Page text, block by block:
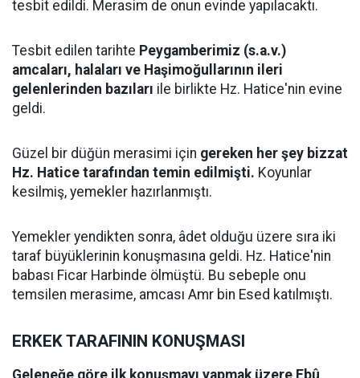
tesbit edildi. Merasim de onun evinde yapılacaktı.
Tesbit edilen tarihte Peygamberimiz (s.a.v.)
amcaları, halaları ve Haşimoğullarının ileri
gelenlerinden bazıları ile birlikte Hz. Hatice'nin evine
geldi.
Güzel bir düğün merasimi için gereken her şey bizzat
Hz. Hatice tarafından temin edilmişti. Koyunlar
kesilmiş, yemekler hazırlanmıştı.
Yemekler yendikten sonra, âdet olduğu üzere sıra iki
taraf büyüklerinin konuşmasına geldi. Hz. Hatice'nin
babası Ficar Harbinde ölmüştü. Bu sebeple onu
temsilen merasime, amcası Amr bin Esed katılmıştı.
ERKEK TARAFININ KONUŞMASI
Geleneğe göre ilk konuşmayı yapmak üzere Ebû